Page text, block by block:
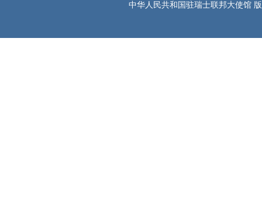
中华人民共和国驻瑞士联邦大使馆